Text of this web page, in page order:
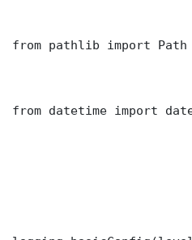
from pathlib import Path
from datetime import